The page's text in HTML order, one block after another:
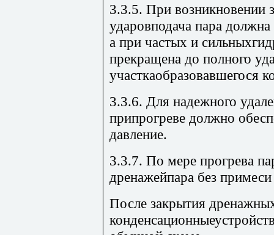
3.3.5. При возникновении
ударовподача пара
а при частых и
прекращена до полного
участкаобразовавшегося
3.3.6. Для надежного
припрогреве должно
давление.
3.3.7. По мере прогрева
дренажейпара без
После закрытия